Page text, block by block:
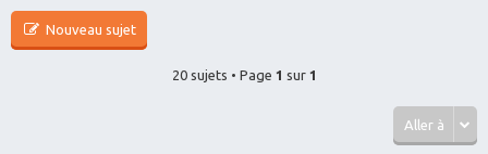
Nouveau sujet
20 sujets • Page 1 sur 1
Aller à